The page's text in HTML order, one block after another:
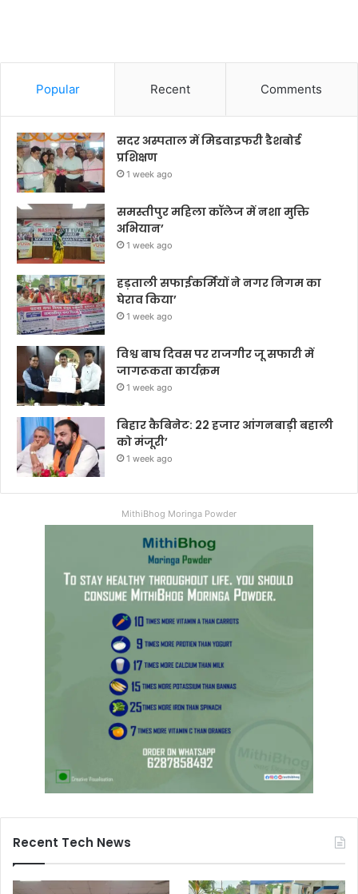
Popular Recent Comments
सदर अस्पताल में मिडवाइफरी डैशबोर्ड
प्रशिक्षण
1 week ago
समस्तीपुर महिला कॉलेज में नशा मुक्ति
अभियान’
1 week ago
हड़ताली सफाईकर्मियों ने नगर निगम का
घेराव किया’
1 week ago
विश्व बाघ दिवस पर राजगीर जू सफारी में
जागरूकता कार्यक्रम
1 week ago
बिहार कैबिनेट: 22 हजार आंगनबाड़ी बहाली
को मंजूरी’
1 week ago
MithiBhog Moringa Powder
Recent Tech News